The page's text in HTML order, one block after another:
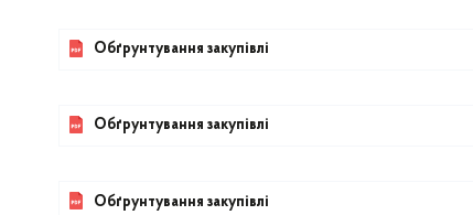
Обґрунтування закупівлі
Обґрунтування закупівлі
Обґрунтування закупівлі